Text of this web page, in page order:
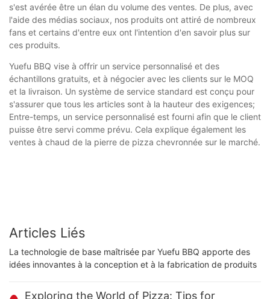
s'est avérée être un élan du volume des ventes. De plus, avec
l'aide des médias sociaux, nos produits ont attiré de nombreux
fans et certains d'entre eux ont l'intention d'en savoir plus sur
ces produits.
Yuefu BBQ vise à offrir un service personnalisé et des
échantillons gratuits, et à négocier avec les clients sur le MOQ
et la livraison. Un système de service standard est conçu pour
s'assurer que tous les articles sont à la hauteur des exigences;
Entre-temps, un service personnalisé est fourni afin que le client
puisse être servi comme prévu. Cela explique également les
ventes à chaud de la pierre de pizza chevronnée sur le marché.
Articles Liés
La technologie de base maîtrisée par Yuefu BBQ apporte des
idées innovantes à la conception et à la fabrication de produits
Exploring the World of Pizza: Tips for